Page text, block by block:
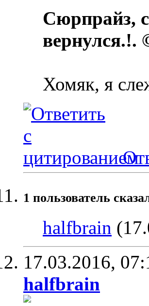
Сюрпрайз,
Хомяк, я
1 пользователь
halfbrain
17.03.2016,
halfbrain